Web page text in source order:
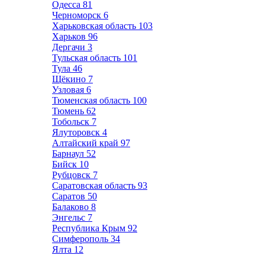
Одесса 81
Черноморск 6
Харьковская область 103
Харьков 96
Дергачи 3
Тульская область 101
Тула 46
Щёкино 7
Узловая 6
Тюменская область 100
Тюмень 62
Тобольск 7
Ялуторовск 4
Алтайский край 97
Барнаул 52
Бийск 10
Рубцовск 7
Саратовская область 93
Саратов 50
Балаково 8
Энгельс 7
Республика Крым 92
Симферополь 34
Ялта 12